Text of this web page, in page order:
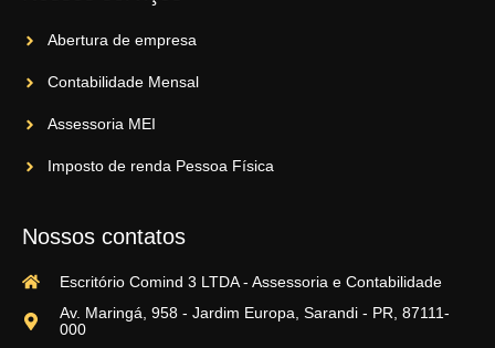
Abertura de empresa
Contabilidade Mensal
Assessoria MEI
Imposto de renda Pessoa Física
Nossos contatos
Escritório Comind 3 LTDA - Assessoria e Contabilidade
Av. Maringá, 958 - Jardim Europa, Sarandi - PR, 87111-
000